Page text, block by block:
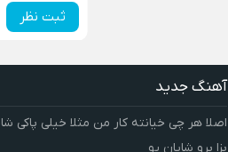
ثبت نظر
آهنگ جدید
اصلا هر چی خیانته کار من مثلا خیلی پاکی
بزا برو شایان یو